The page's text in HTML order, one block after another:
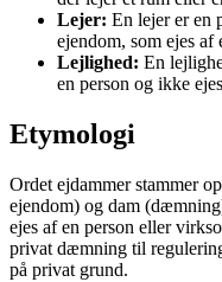
Lejer: En lejer er en
ejendom, som ejes af
Lejlighed: En
en person og ikke
Etymologi
Ordet ejdammer stammer
ejendom) og dam
ejes af en person eller
privat dæmning til
på privat grund.